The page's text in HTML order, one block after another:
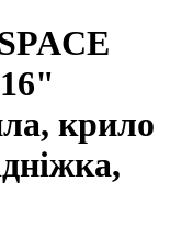
крило